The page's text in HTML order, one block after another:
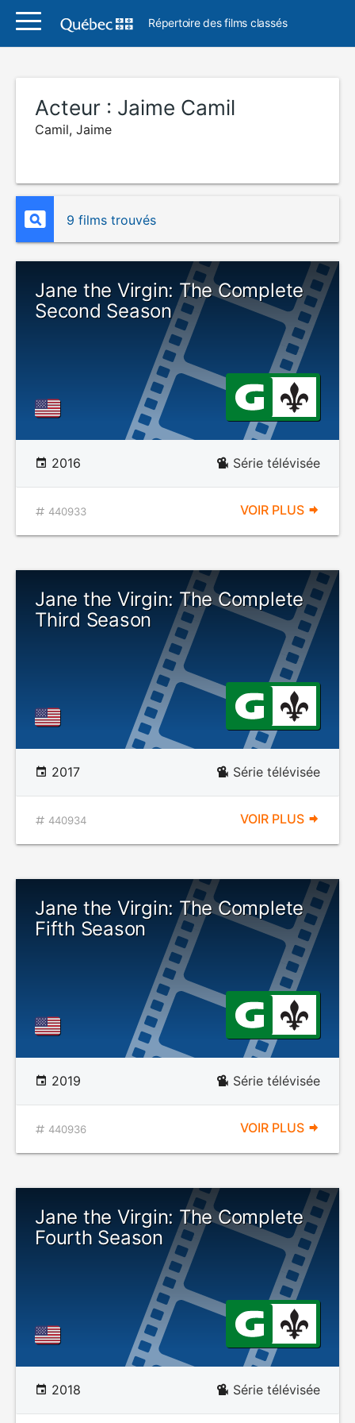
Répertoire des films classés
Acteur : Jaime Camil
Camil, Jaime
9 films trouvés
Jane the Virgin: The Complete
Second Season
2016 Série télévisée
440933 VOIR PLUS
Jane the Virgin: The Complete
Third Season
2017 Série télévisée
440934 VOIR PLUS
Jane the Virgin: The Complete
Fifth Season
2019 Série télévisée
440936 VOIR PLUS
Jane the Virgin: The Complete
Fourth Season
2018 Série télévisée